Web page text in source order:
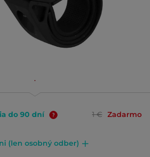
do 90 dní 1 € Zadarmo
(len osobný odber)